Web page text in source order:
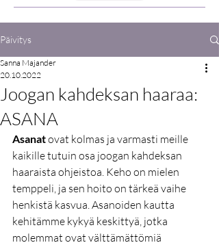
Päivitys
Joogan kahdeksan haaraa:
ASANA
Sanna Majander
20.10.2022
Asanat ovat kolmas ja varmasti meille
kaikille tutuin osa joogan kahdeksan
haaraista ohjeistoa. Keho on mielen
temppeli, ja sen hoito on tärkeä vaihe
henkistä kasvua. Asanoiden kautta
kehitämme kykyä keskittyä, jotka
molemmat ovat välttämättömiä